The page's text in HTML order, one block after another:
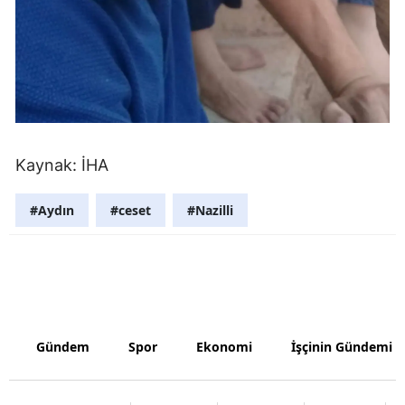
Samsun
Siirt
Sinop
Kaynak: İHA
#Aydın #ceset #Nazilli
Gündem Spor Ekonomi İşçinin Gündemi